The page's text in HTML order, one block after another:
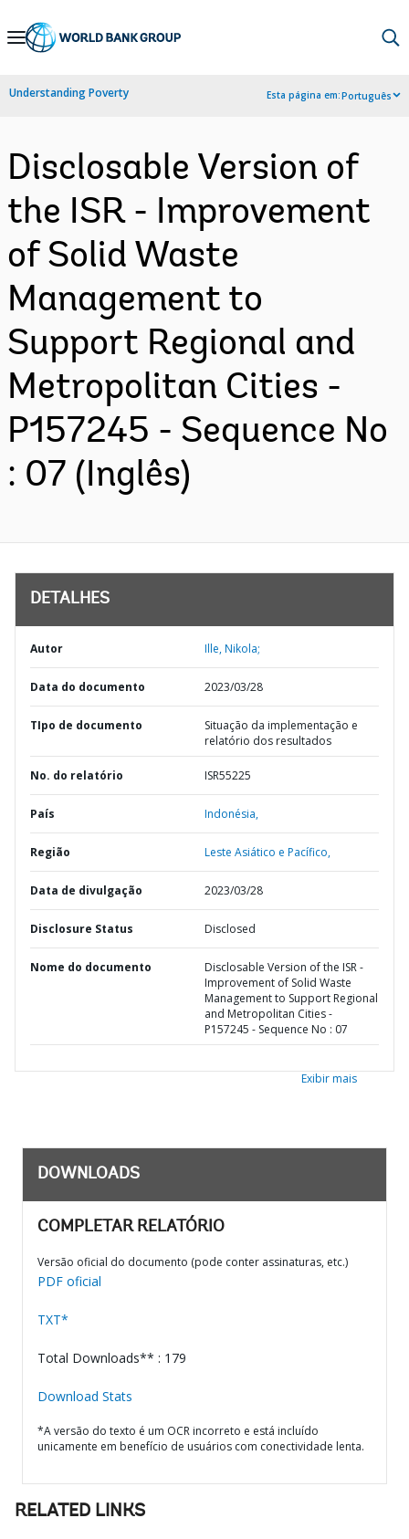
Skip
Navigation
Understanding Poverty Esta página em:Português
Disclosable Version of
the ISR - Improvement
of Solid Waste
Management to
Support Regional and
Metropolitan Cities -
P157245 - Sequence No
: 07 (Inglês)
DETALHES
Autor Ille, Nikola;
Data do documento 2023/03/28
TIpo de documento
Situação da implementação e
relatório dos resultados
No. do relatório ISR55225
País Indonésia,
Região Leste Asiático e Pacífico,
Data de divulgação 2023/03/28
Disclosure Status Disclosed
Nome do documento
Disclosable Version of the ISR -
Improvement of Solid Waste
Management to Support Regional
and Metropolitan Cities -
P157245 - Sequence No : 07
Exibir mais
DOWNLOADS
COMPLETAR RELATÓRIO
Versão oficial do documento (pode conter assinaturas, etc.)
PDF oficial
TXT*
Total Downloads** : 179
Download Stats
*A versão do texto é um OCR incorreto e está incluído
unicamente em benefício de usuários com conectividade lenta.
RELATED LINKS